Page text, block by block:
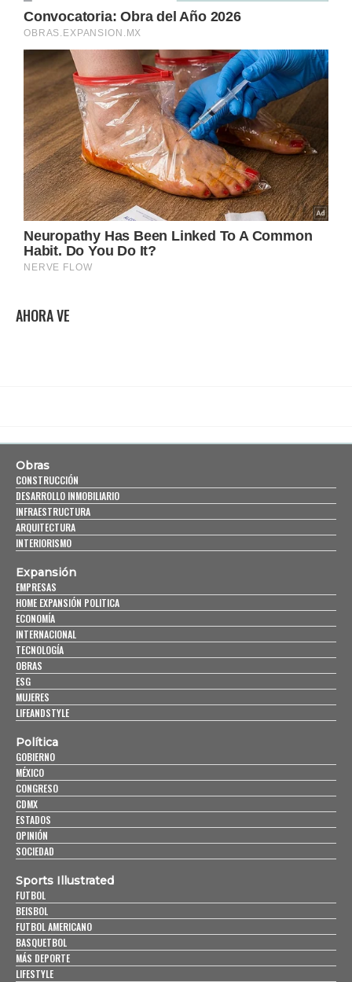
AHORA VE
Obras
CONSTRUCCIÓN
DESARROLLO INMOBILIARIO
INFRAESTRUCTURA
ARQUITECTURA
INTERIORISMO
Expansión
EMPRESAS
HOME EXPANSIÓN POLITICA
ECONOMÍA
INTERNACIONAL
TECNOLOGÍA
OBRAS
ESG
MUJERES
LIFEANDSTYLE
Política
GOBIERNO
MÉXICO
CONGRESO
CDMX
ESTADOS
OPINIÓN
SOCIEDAD
Sports Illustrated
FUTBOL
BEISBOL
FUTBOL AMERICANO
BASQUETBOL
MÁS DEPORTE
LIFESTYLE